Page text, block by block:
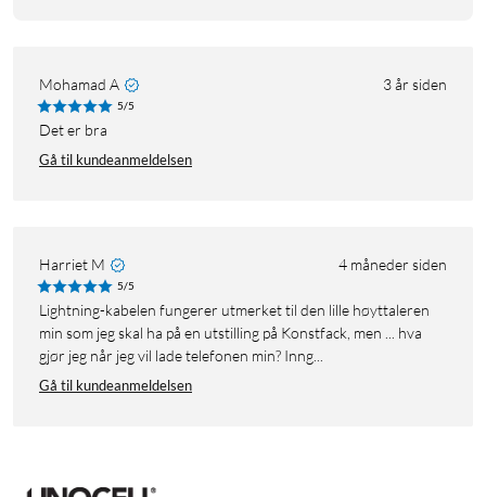
Mohamad A 3 år siden
5/5
det er bra
Gå til kundeanmeldelsen
Harriet M 4 måneder siden
5/5
Lightning-kabelen fungerer utmerket til den lille høyttaleren
min som jeg skal ha på en utstilling på Konstfack, men ... hva
gjør jeg når jeg vil lade telefonen min? Inng...
Gå til kundeanmeldelsen